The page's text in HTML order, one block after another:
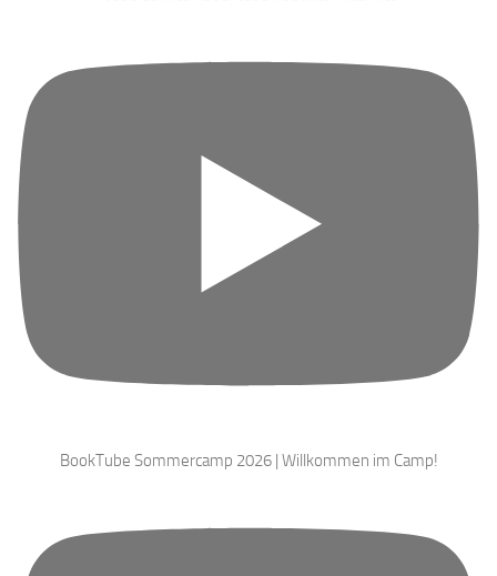
BookTube Sommercamp 2026 | Willkommen im Camp!